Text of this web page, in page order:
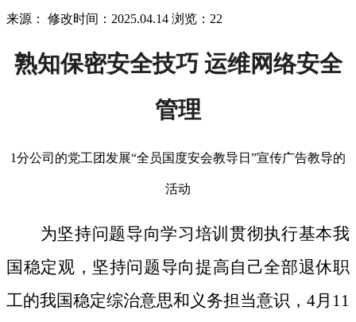
来源： 修改时间：2025.04.14 浏览：22
熟知保密安全技巧 运维网络安全
管理
1分公司的党工团发展“全员国度安会教导日”宣传广告教导的
活动
为坚持问题导向学习培训贯彻执行基本我
国稳定观，坚持问题导向提高自己全部退休职
工的我国稳定综治意思和义务担当意识，4月11